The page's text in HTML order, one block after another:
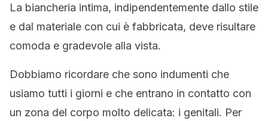
La biancheria intima, indipendentemente dallo stile
e dal materiale con cui è fabbricata, deve risultare
comoda e gradevole alla vista.
Dobbiamo ricordare che sono indumenti che
usiamo tutti i giorni e che entrano in contatto con
un zona del corpo molto delicata: i genitali. Per